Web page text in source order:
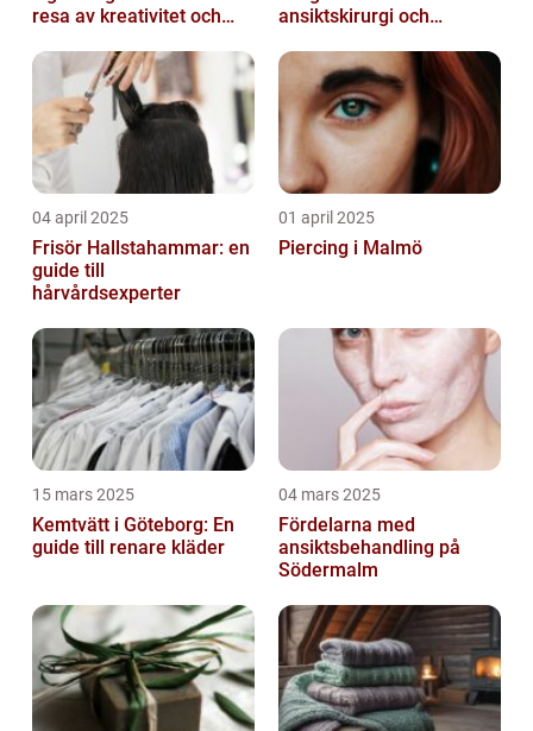
resa av kreativitet och
ansiktskirurgi och
04 april 2025
Frisör Hallstahammar: en
guide till
hårvårdsexperter
01 april 2025
Piercing i Malmö
15 mars 2025
Kemtvätt i Göteborg: En
guide till renare kläder
04 mars 2025
Fördelarna med
ansiktsbehandling på
Södermalm